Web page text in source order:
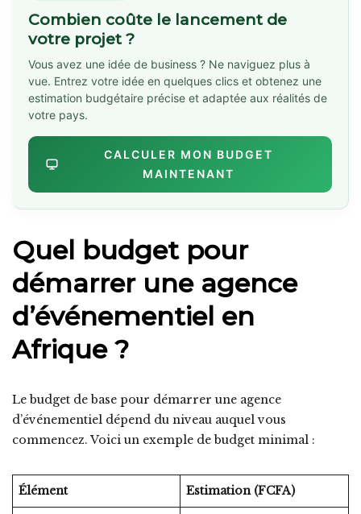
Combien coûte le lancement de
votre projet ?
Vous avez une idée de business ? Ne naviguez plus à
vue. Entrez votre idée en quelques clics et obtenez une
estimation budgétaire précise et adaptée aux réalités de
votre pays.
CALCULER MON BUDGET
MAINTENANT
Quel budget pour
démarrer une agence
d’événementiel en
Afrique ?
Le budget de base pour démarrer une agence
d’événementiel dépend du niveau auquel vous
commencez. Voici un exemple de budget minimal :
Élément Estimation (FCFA)